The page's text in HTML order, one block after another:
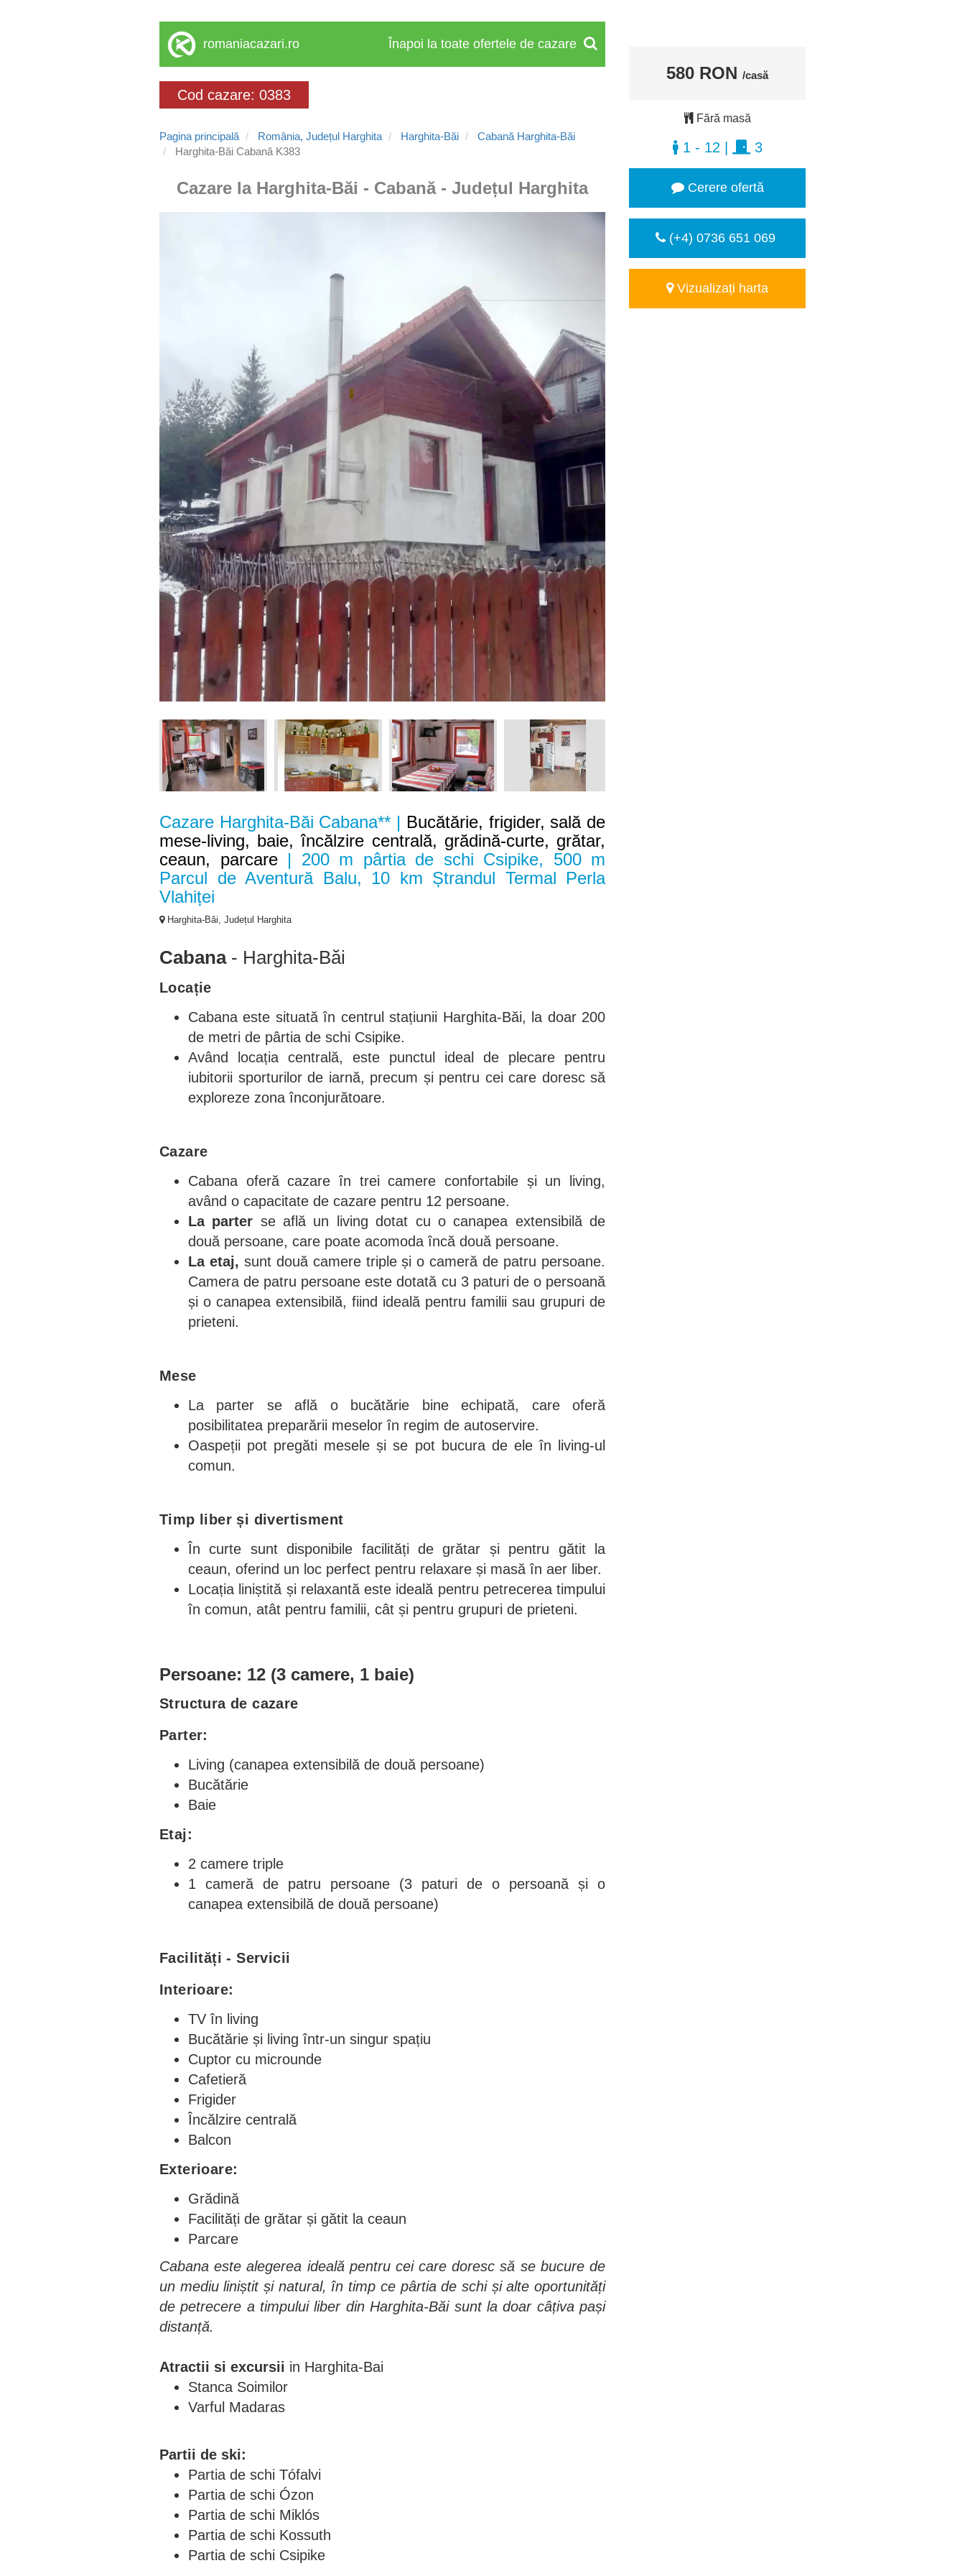
romaniacazari.ro Înapoi la toate ofertele de cazare
Cod cazare: 0383
Pagina principală România, Județul Harghita Harghita-Băi
Cabană Harghita-Băi
Harghita-Băi Cabană K383
Cazare la Harghita-Băi - Cabană - Județul Harghita
Cazare Harghita-Băi Cabana** | Bucătărie, frigider, sală de
mese-living, baie, încălzire centrală, grădină-curte, grătar,
ceaun, parcare| 200 m pârtia de schi Csipike, 500 m
Parcul de Aventură Balu, 10 km Ștrandul Termal Perla
Vlahiței
Harghita-Băi, Județul Harghita
Cabana- Harghita-Băi
Locație
Cabana este situată în centrul stațiunii Harghita-Băi, la doar 200
de metri de pârtia de schi Csipike.
Având locația centrală, este punctul ideal de plecare pentru
iubitorii sporturilor de iarnă, precum și pentru cei care doresc să
exploreze zona înconjurătoare.
Cazare
Cabana oferă cazare în trei camere confortabile și un living,
având o capacitate de cazare pentru 12 persoane.
La parter se află un living dotat cu o canapea extensibilă de
două persoane, care poate acomoda încă două persoane.
La etaj, sunt două camere triple și o cameră de patru persoane.
Camera de patru persoane este dotată cu 3 paturi de o persoană
și o canapea extensibilă, fiind ideală pentru familii sau grupuri de
prieteni.
Mese
La parter se află o bucătărie bine echipată, care oferă
posibilitatea preparării meselor în regim de autoservire.
Oaspeții pot pregăti mesele și se pot bucura de ele în living-ul
comun.
Timp liber și divertisment
În curte sunt disponibile facilități de grătar și pentru gătit la
ceaun, oferind un loc perfect pentru relaxare și masă în aer liber.
Locația liniștită și relaxantă este ideală pentru petrecerea timpului
în comun, atât pentru familii, cât și pentru grupuri de prieteni.
Persoane: 12 (3 camere, 1 baie)
Structura de cazare
Parter:
Living (canapea extensibilă de două persoane)
Bucătărie
Baie
Etaj:
2 camere triple
1 cameră de patru persoane (3 paturi de o persoană și o
canapea extensibilă de două persoane)
Facilități - Servicii
Interioare:
TV în living
Bucătărie și living într-un singur spațiu
Cuptor cu microunde
Cafetieră
Frigider
Încălzire centrală
Balcon
Exterioare:
Grădină
Facilități de grătar și gătit la ceaun
Parcare
Cabana este alegerea ideală pentru cei care doresc să se bucure de
un mediu liniștit și natural, în timp ce pârtia de schi și alte oportunități
de petrecere a timpului liber din Harghita-Băi sunt la doar câțiva pași
distanță.
Atractii si excursii in Harghita-Bai
Stanca Soimilor
Varful Madaras
Partii de ski:
Partia de schi Tófalvi
Partia de schi Ózon
Partia de schi Miklós
Partia de schi Kossuth
Partia de schi Csipike
580 RON /casă
Fără masă
1 - 12 3
Cerere ofertă
(+4) 0736 651 069
Vizualizați harta